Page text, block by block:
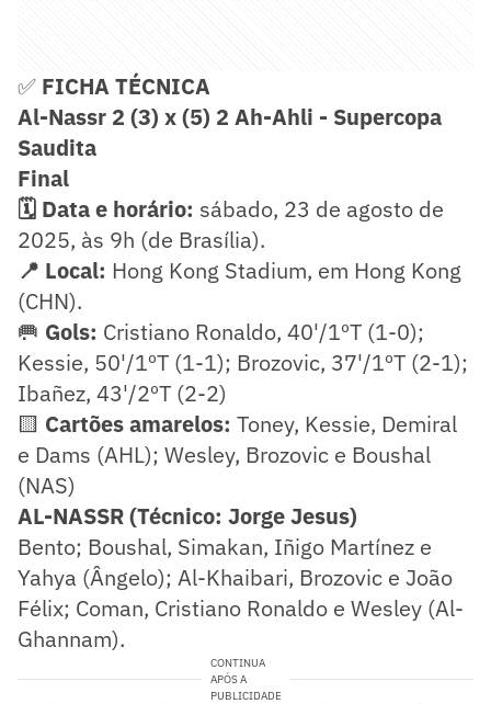
✅ FICHA TÉCNICA
Al-Nassr 2 (3) x (5) 2 Ah-Ahli - Supercopa
Saudita
Final
🗓️ Data e horário: sábado, 23 de agosto de
2025, às 9h (de Brasília).
📍 Local: Hong Kong Stadium, em Hong Kong
(CHN).
🥅 Gols: Cristiano Ronaldo, 40'/1ºT (1-0);
Kessie, 50'/1ºT (1-1); Brozovic, 37'/1ºT (2-1);
Ibañez, 43'/2ºT (2-2)
🟨 Cartões amarelos: Toney, Kessie, Demiral
e Dams (AHL); Wesley, Brozovic e Boushal
(NAS)
AL-NASSR (Técnico: Jorge Jesus)
Bento; Boushal, Simakan, Iñigo Martínez e
Yahya (Ângelo); Al-Khaibari, Brozovic e João
Félix; Coman, Cristiano Ronaldo e Wesley (Al-
Ghannam).
CONTINUA
APÓS A
PUBLICIDADE